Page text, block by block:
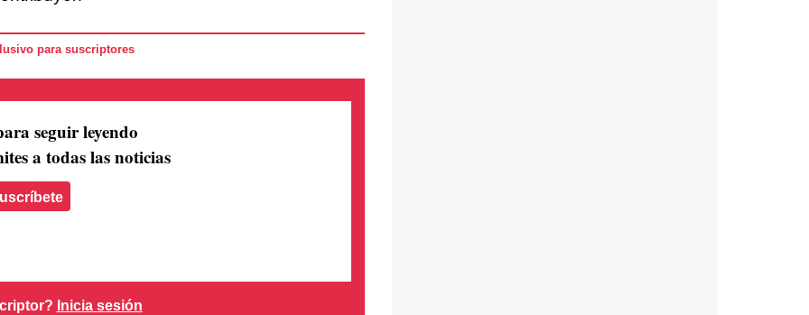
para suscriptores
seguir leyendo
a todas las noticias
Inicia sesión